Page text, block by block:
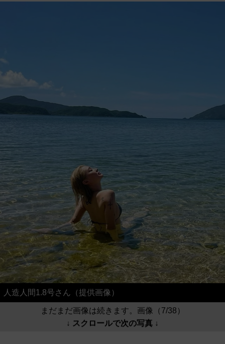
人造人間1.8号さん（提供画像）
まだまだ画像は続きます。画像（7/38）
↓ スクロールで次の写真 ↓